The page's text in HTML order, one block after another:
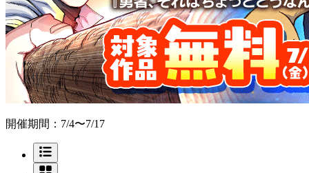
開催期間：7/4〜7/17